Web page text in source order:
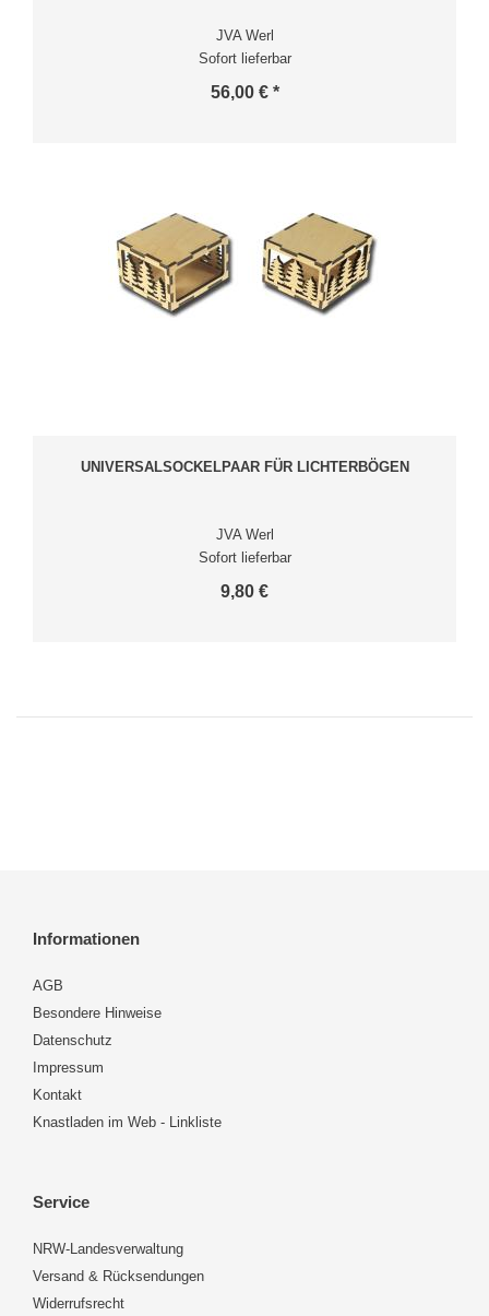
JVA Werl
Sofort lieferbar
56,00 € *
UNIVERSALSOCKELPAAR FÜR LICHTERBÖGEN
JVA Werl
Sofort lieferbar
9,80 €
Informationen
AGB
Besondere Hinweise
Datenschutz
Impressum
Kontakt
Knastladen im Web - Linkliste
Service
NRW-Landesverwaltung
Versand & Rücksendungen
Widerrufsrecht